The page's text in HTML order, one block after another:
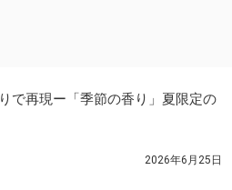
で再現ー「季節の香り」夏限定の
2026年6月25日